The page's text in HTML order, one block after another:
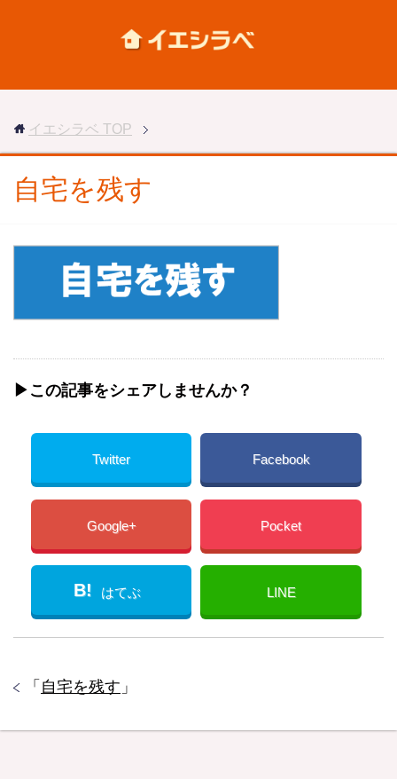
イエシラベ TOP
自宅を残す
▶︎この記事をシェアしませんか？
Twitter Facebook
Google+ Pocket
B! はてぶ LINE
「 自宅を残す 」